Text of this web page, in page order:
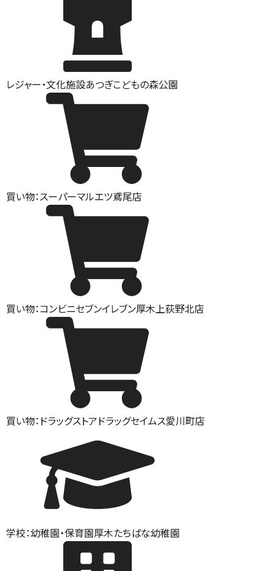
レジャー・文化施設あつぎこどもの森公園
買い物：スーパーマルエツ鳶尾店
買い物：コンビニセブンイレブン厚木上荻野北店
買い物：ドラッグストアドラッグセイムス愛川町店
学校：幼稚園・保育園厚木たちばな幼稚園